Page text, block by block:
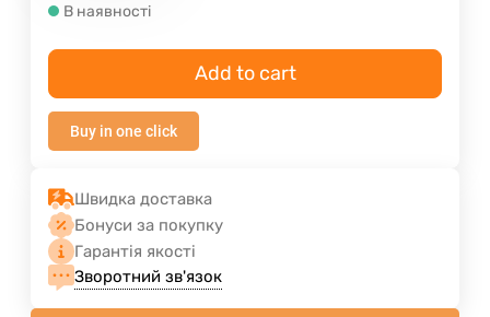
В наявності
Add to cart
Buy in one click
Швидка доставка
Бонуси за покупку
Гарантія якості
Зворотний зв'язок